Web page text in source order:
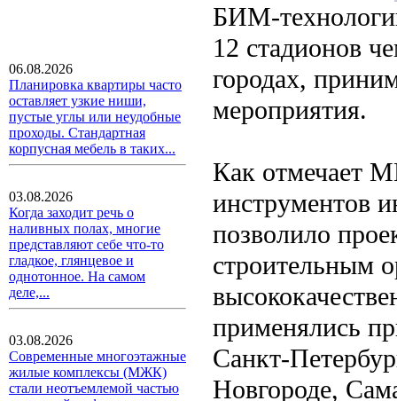
06.08.2026
Планировка квартиры часто
оставляет узкие ниши,
пустые углы или неудобные
проходы. Стандартная
корпусная мебель в таких...
03.08.2026
Когда заходит речь о
наливных полах, многие
представляют себе что-то
гладкое, глянцевое и
однотонное. На самом
деле,...
03.08.2026
Современные многоэтажные
жилые комплексы (МЖК)
стали неотъемлемой частью
БИМ-
12 стадионов
городах,
мероприятия.
Как отмечает
инструментов
позволило
строительным
применялись
Санкт-
Новгороде,